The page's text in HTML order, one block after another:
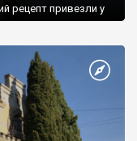
рецепт привезли у